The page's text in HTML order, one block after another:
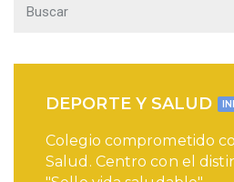
DEPORTE Y SALUD
Colegio comprometido
Salud. Centro con el